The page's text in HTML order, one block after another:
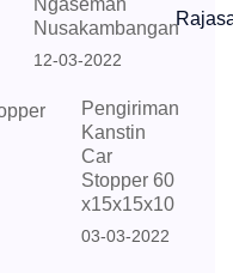
Ngaseman
Nusakambangan
12-03-2022
Pengiriman
Kanstin
Car
Stopper 60
x15x15x10
03-03-2022